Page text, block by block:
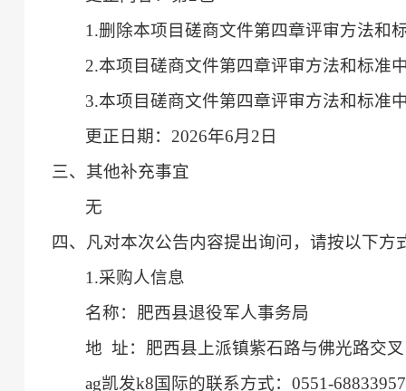
1.删除本项目磋商文件第四章评审方法和
2.本项目磋商文件第四章评审方法和标准
3.本项目磋商文件第四章评审方法和标准
更正日期： 2026年6月 2 日
三、其他补充事宜
无
四、凡对本次公告内容提出询问，请按以下方
1.采购人信息
名称： 肥西县退役军人事务局
地 址：肥西县上派镇紫石路与佛光路交
ag凯发k8国际的联系方式：0551-68833957